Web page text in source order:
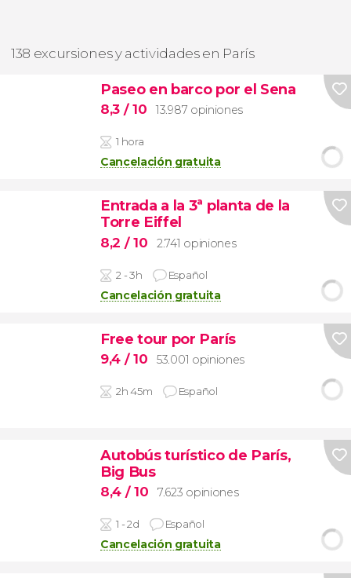
138 excursiones y actividades en París
Paseo en barco por el Sena
8,3 / 10 13.987 opiniones
1 hora
Cancelación gratuita
Entrada a la 3ª planta de la
Torre Eiffel
8,2 / 10 2.741 opiniones
2 - 3h Español
Cancelación gratuita
Free tour por París
9,4 / 10 53.001 opiniones
2h 45m Español
Autobús turístico de París,
Big Bus
8,4 / 10 7.623 opiniones
1 - 2d Español
Cancelación gratuita